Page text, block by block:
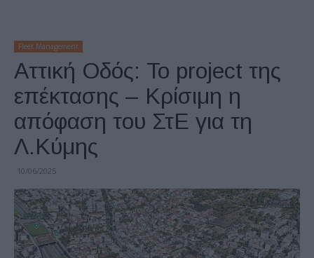
Fleet Management
Αττική Οδός: To project της
επέκτασης – Κρίσιμη η
απόφαση του ΣτΕ για τη
Λ.Κύμης
10/06/2025